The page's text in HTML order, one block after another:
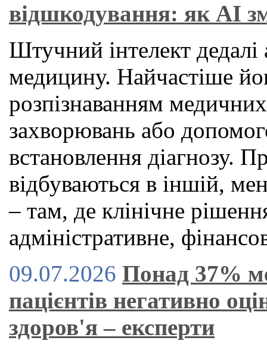
відшкодування: як AI
Штучний інтелект
медицину. Найчастіше
розпізнаванням
захворювань або
встановлення діагнозу.
відбуваються в іншій,
– там, де клінічне
адміністративне,
09.07.2026 Понад 37%
пацієнтів негативно
здоров'я – експерти